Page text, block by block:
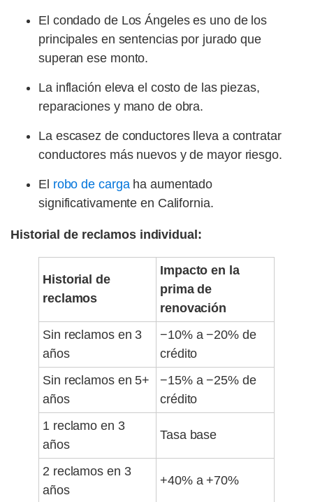
El condado de Los Ángeles es uno de los
principales en sentencias por jurado que
superan ese monto.
La inflación eleva el costo de las piezas,
reparaciones y mano de obra.
La escasez de conductores lleva a contratar
conductores más nuevos y de mayor riesgo.
El robo de cargaha aumentado
significativamente en California.
Historial de reclamos individual:
Historial de
reclamos
Impacto en la
prima de
renovación
Sin reclamos en 3
años
−10% a −20% de
crédito
Sin reclamos en 5+
años
−15% a −25% de
crédito
1 reclamo en 3
años
Tasa base
2 reclamos en 3
años
+40% a +70%